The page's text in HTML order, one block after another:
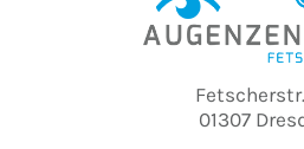
01307